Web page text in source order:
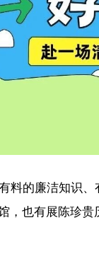
料的廉洁知识
，也有展陈珍